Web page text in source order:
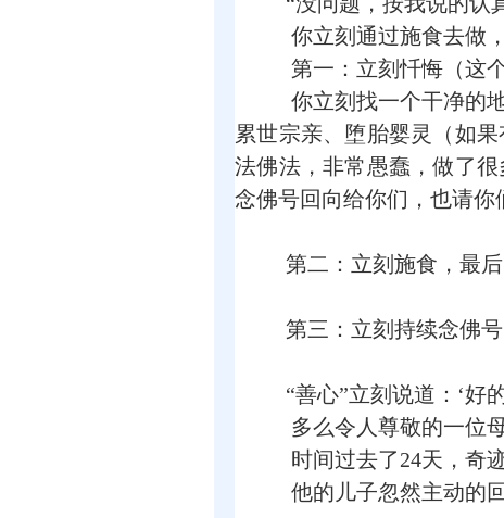
你立刻通过施食去做
第一：立刻忏悔（这
你立刻找一个干净的
累世宗亲、堕胎婴灵（如
法佛法，非常愚蠢，做了
念佛号回向给你们，也请你
第二：立刻施食，最
第三：立刻持续念佛
“善心”立刻说道：‘好
多么令人尊敬的一位
时间过去了24天，奇
他的儿子忽然主动的回